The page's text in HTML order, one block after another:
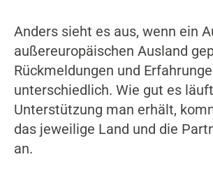
Anders sieht es aus, wenn ein
außereuropäischen Ausland
Rückmeldungen und
unterschiedlich. Wie gut es
Unterstützung man erhält,
das jeweilige Land und die
an.